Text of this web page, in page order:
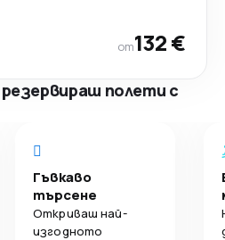
от132 €
полети с
Гъвкаво
търсене
Откриваш най-
изгодното